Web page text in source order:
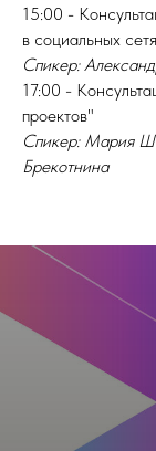
15:00 -
в социальных
Спикер:
17:00 -
проектов"
Спикер: Мария
Брекотнина